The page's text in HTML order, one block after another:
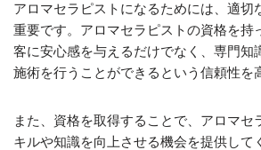
アロマセラピストになるためには、適切
重要です。アロマセラピストの資格を持
客に安心感を与えるだけでなく、専門知
施術を行うことができるという信頼性を
また、資格を取得することで、アロマセ
キルや知識を向上させる機会を提供して